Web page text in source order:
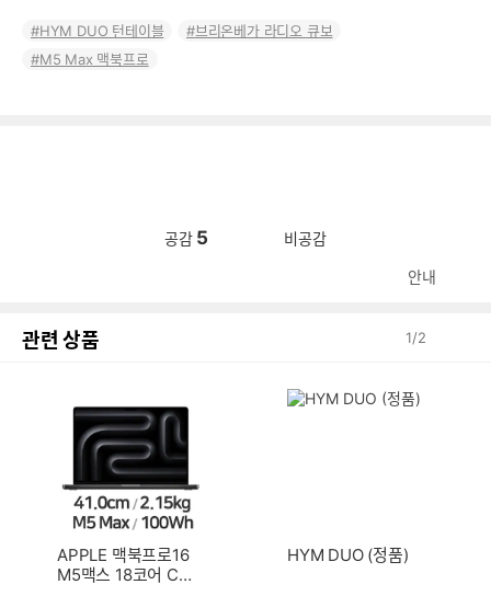
HYM DUO 턴테이블
브리온베가 라디오 큐보
M5 Max 맥북프로
공감 5 비공감
안내
관련 상품 1/2
APPLE 맥북프로16
M5맥스 18코어 CP
HYM DUO (정품)